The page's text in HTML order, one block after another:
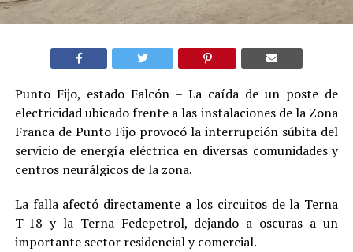
Punto Fijo, estado Falcón – La caída de un poste de
electricidad ubicado frente a las instalaciones de la Zona
Franca de Punto Fijo provocó la interrupción súbita del
servicio de energía eléctrica en diversas comunidades y
centros neurálgicos de la zona.
La falla afectó directamente a los circuitos de la Terna
T-18 y la Terna Fedepetrol, dejando a oscuras a un
importante sector residencial y comercial.